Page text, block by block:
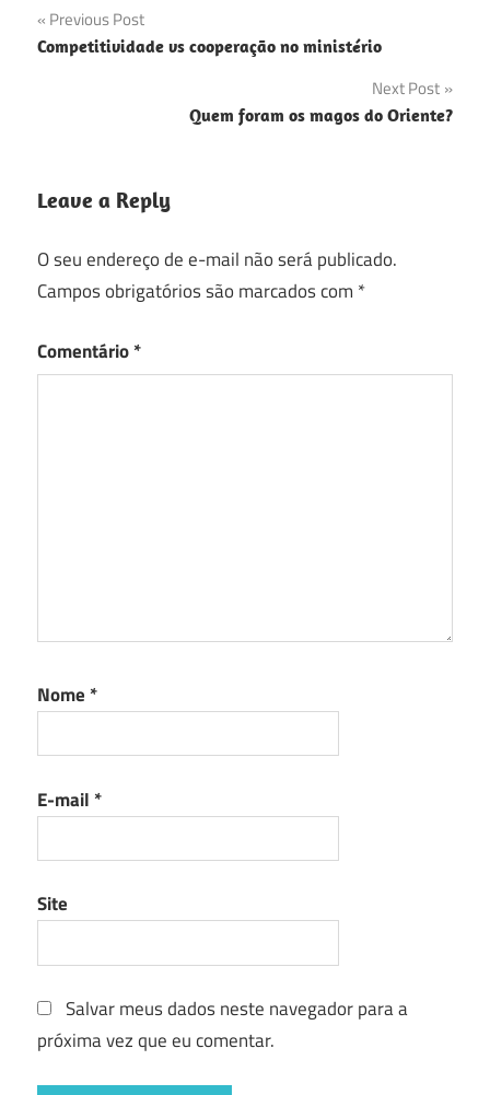
Navegação
de
Previous Post
Competitividade vs cooperação no ministério
Next Post
Quem foram os magos do Oriente?
Leave a Reply
O seu endereço de e-mail não será publicado.
Campos obrigatórios são marcados com *
Comentário*
Nome *
E-mail *
Site
Salvar meus dados neste navegador para a
próxima vez que eu comentar.